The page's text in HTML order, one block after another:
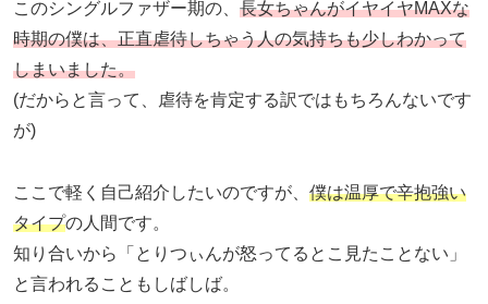
このシングルファザー期の、 長女ちゃんがイヤイヤMAXな
時期の僕は、正直虐待しちゃう人の気持ちも少しわかって
しまいました。
(だからと言って、虐待を肯定する訳ではもちろんないです
が)
ここで軽く自己紹介したいのですが、 僕は温厚で辛抱強い
タイプの人間です。
知り合いから「とりつぃんが怒ってるとこ見たことない」
と言われることもしばしば。